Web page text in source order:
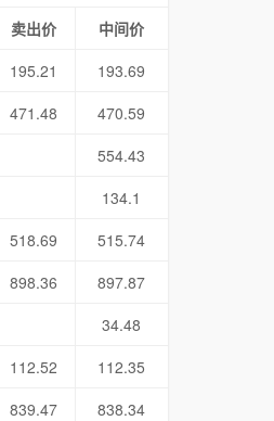
卖出价
中间价
195.21
193.69
471.48
470.59
554.43
134.1
518.69
515.74
898.36
897.87
34.48
112.52
112.35
839.47
838.34